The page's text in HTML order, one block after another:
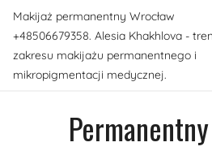
Przejdź
do
treści
Makijaż permanentny Wrocław
+48506679358. Alesia Khakhlova -
zakresu makijażu permanentnego i
mikropigmentacji medycznej.